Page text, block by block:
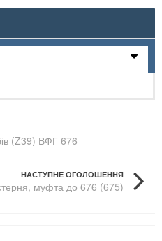
(Z39) ВФГ 676
НАСТУПНЕ ОГОЛОШЕННЯ
муфта до 676 (675)